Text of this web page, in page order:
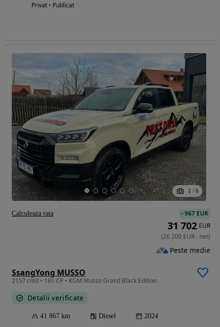
Privat • Publicat
1 / 6
SsangYong MUSSO
2157 cm3 • 181 CP • KGM Musso Grand Black Edition
Detalii verificate
41 867 km Diesel 2024
-967 EUR
31 702 EUR
(26 200 EUR- net)
Peste medie
Calculeaza rata